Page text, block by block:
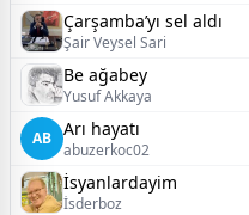
Çarşamba’yı sel aldı
Şair Veysel Sari
Be ağabey
Yusuf Akkaya
AB Arı hayatı
abuzerkoc02
İsyanlardayim
İsderboz